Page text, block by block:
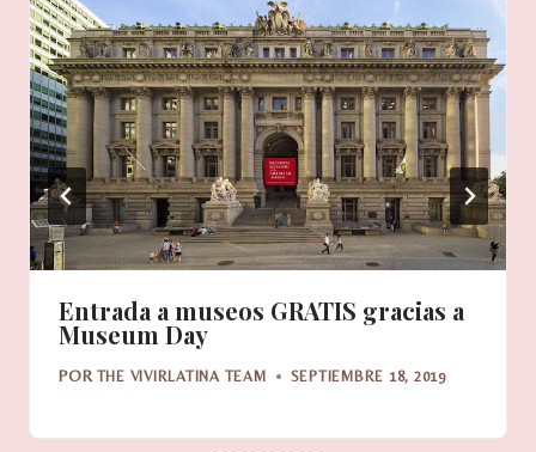
Entrada a museos GRATIS gracias a
Museum Day
POR THE VIVIRLATINA TEAM SEPTIEMBRE 18, 2019